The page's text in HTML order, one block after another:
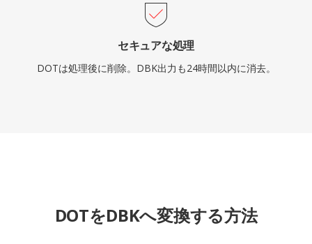
セキュアな処理
DOTは処理後に削除。DBK出力も24時間以内に消去。
DOTをDBKへ変換する方法